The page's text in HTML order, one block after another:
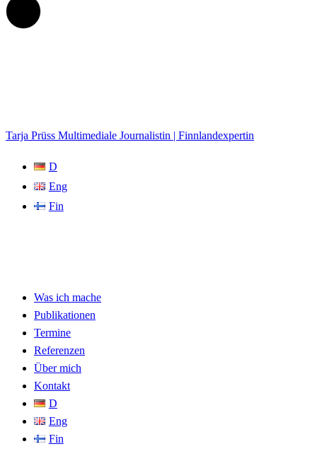
Tarja Prüss Multimediale Journalistin | Finnlandexpertin
D
Eng
Fin
Was ich mache
Publikationen
Termine
Referenzen
Über mich
Kontakt
D
Eng
Fin